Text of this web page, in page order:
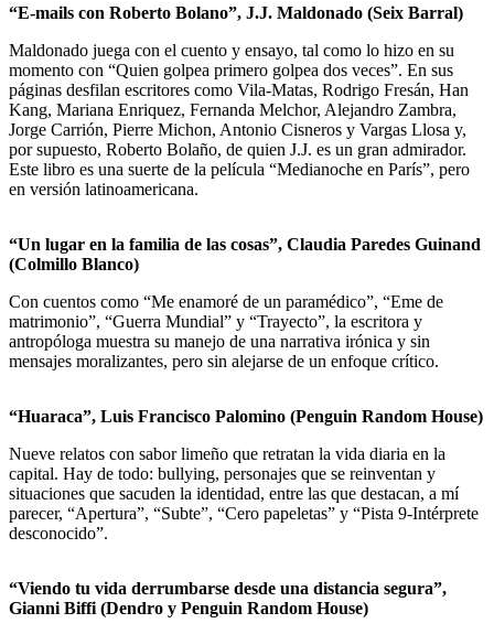
“E-mails con Roberto Bolano”, J.J. Maldonado (Seix Barral)
Maldonado juega con el cuento y ensayo, tal como lo hizo en su
momento con “Quien golpea primero golpea dos veces”. En sus
páginas desfilan escritores como Vila-Matas, Rodrigo Fresán, Han
Kang, Mariana Enriquez, Fernanda Melchor, Alejandro Zambra,
Jorge Carrión, Pierre Michon, Antonio Cisneros y Vargas Llosa y,
por supuesto, Roberto Bolaño, de quien J.J. es un gran admirador.
Este libro es una suerte de la película “Medianoche en París”, pero
en versión latinoamericana.
“Un lugar en la familia de las cosas”, Claudia Paredes Guinand
(Colmillo Blanco)
Con cuentos como “Me enamoré de un paramédico”, “Eme de
matrimonio”, “Guerra Mundial” y “Trayecto”, la escritora y
antropóloga muestra su manejo de una narrativa irónica y sin
mensajes moralizantes, pero sin alejarse de un enfoque crítico.
“Huaraca”, Luis Francisco Palomino (Penguin Random House)
Nueve relatos con sabor limeño que retratan la vida diaria en la
capital. Hay de todo: bullying, personajes que se reinventan y
situaciones que sacuden la identidad, entre las que destacan, a mí
parecer, “Apertura”, “Subte”, “Cero papeletas” y “Pista 9-Intérprete
desconocido”.
“Viendo tu vida derrumbarse desde una distancia segura”,
Gianni Biffi (Dendro y Penguin Random House)